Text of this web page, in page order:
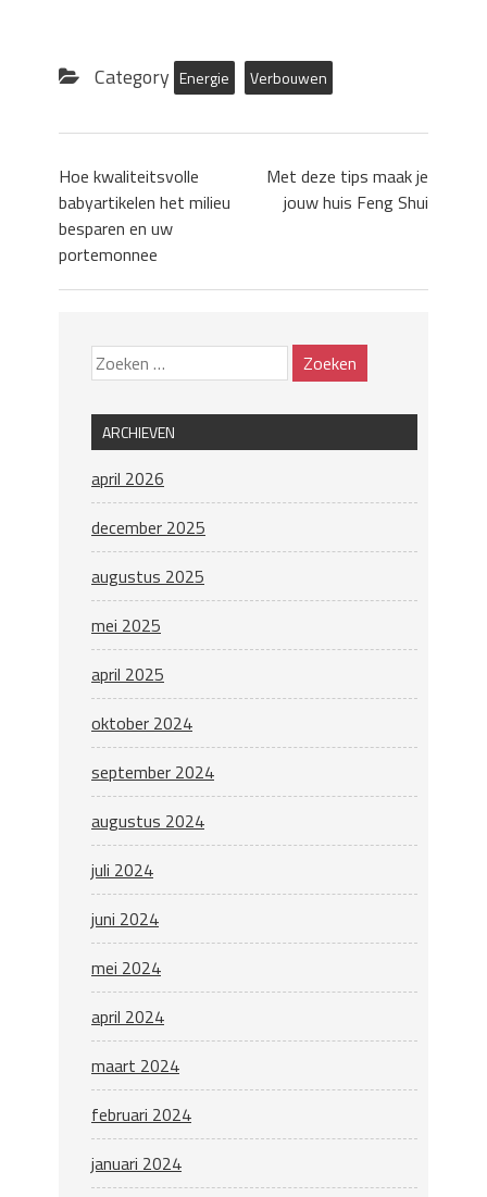
Category Energie Verbouwen
Hoe kwaliteitsvolle
babyartikelen het milieu
besparen en uw
portemonnee
Met deze tips maak je
jouw huis Feng Shui
ARCHIEVEN
april 2026
december 2025
augustus 2025
mei 2025
april 2025
oktober 2024
september 2024
augustus 2024
juli 2024
juni 2024
mei 2024
april 2024
maart 2024
februari 2024
januari 2024